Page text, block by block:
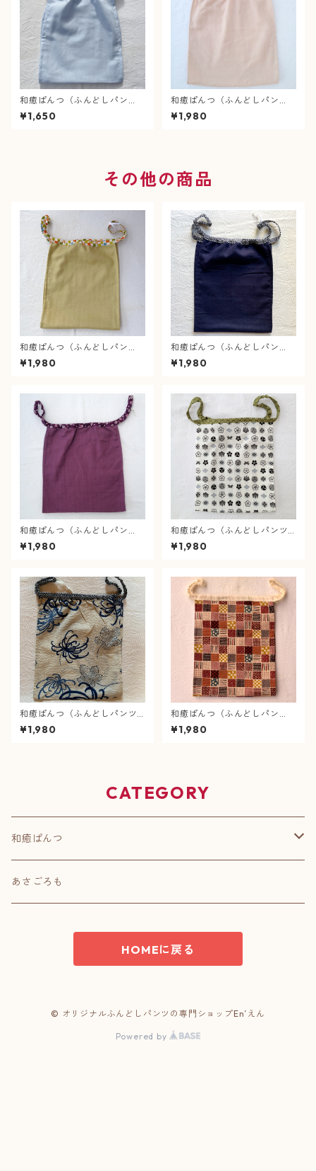
和癒ぱんつ（ふんどしパン
ツ）肌癒ダブルガーゼ（水
色）×麻の葉（青色）
¥1,650
和癒ぱんつ（ふんどしパン
ツ）肌癒ダブルガーゼ（スモ
ーキーピンク）×麻の葉（ピン
¥1,980
その他の商品
和癒ぱんつ（ふんどしパン
ツ）肌癒ダブルガーゼ（スモ
ーキーイエロー）×市松（カラ
¥1,980
和癒ぱんつ（ふんどしパン
ツ）肌癒ダブルガーゼ（紺）×
疋田絞り（紺）【緩サイズ】
¥1,980
和癒ぱんつ（ふんどしパン
ツ）肌癒ダブルガーゼ（紫）×
小花（紫）【緩サイズ】
¥1,980
和癒ぱんつ（ふんどしパンツ)
家紋（白）×小花（緑）
¥1,980
和癒ぱんつ（ふんどしパンツ)
リップル・大菊（オフホワイ
ト）×疋田絞(紺）
¥1,980
和癒ぱんつ（ふんどしパン
ツ）ほっこり和文様(茶）×ダ
ブルガーゼ（生成）
¥1,980
CATEGORY
和癒ぱんつ
肌癒ダブルガーゼ
あったかネル
あさごろも
HOMEに戻る
© オリジナルふんどしパンツの専門ショップEn’えん
Powered by